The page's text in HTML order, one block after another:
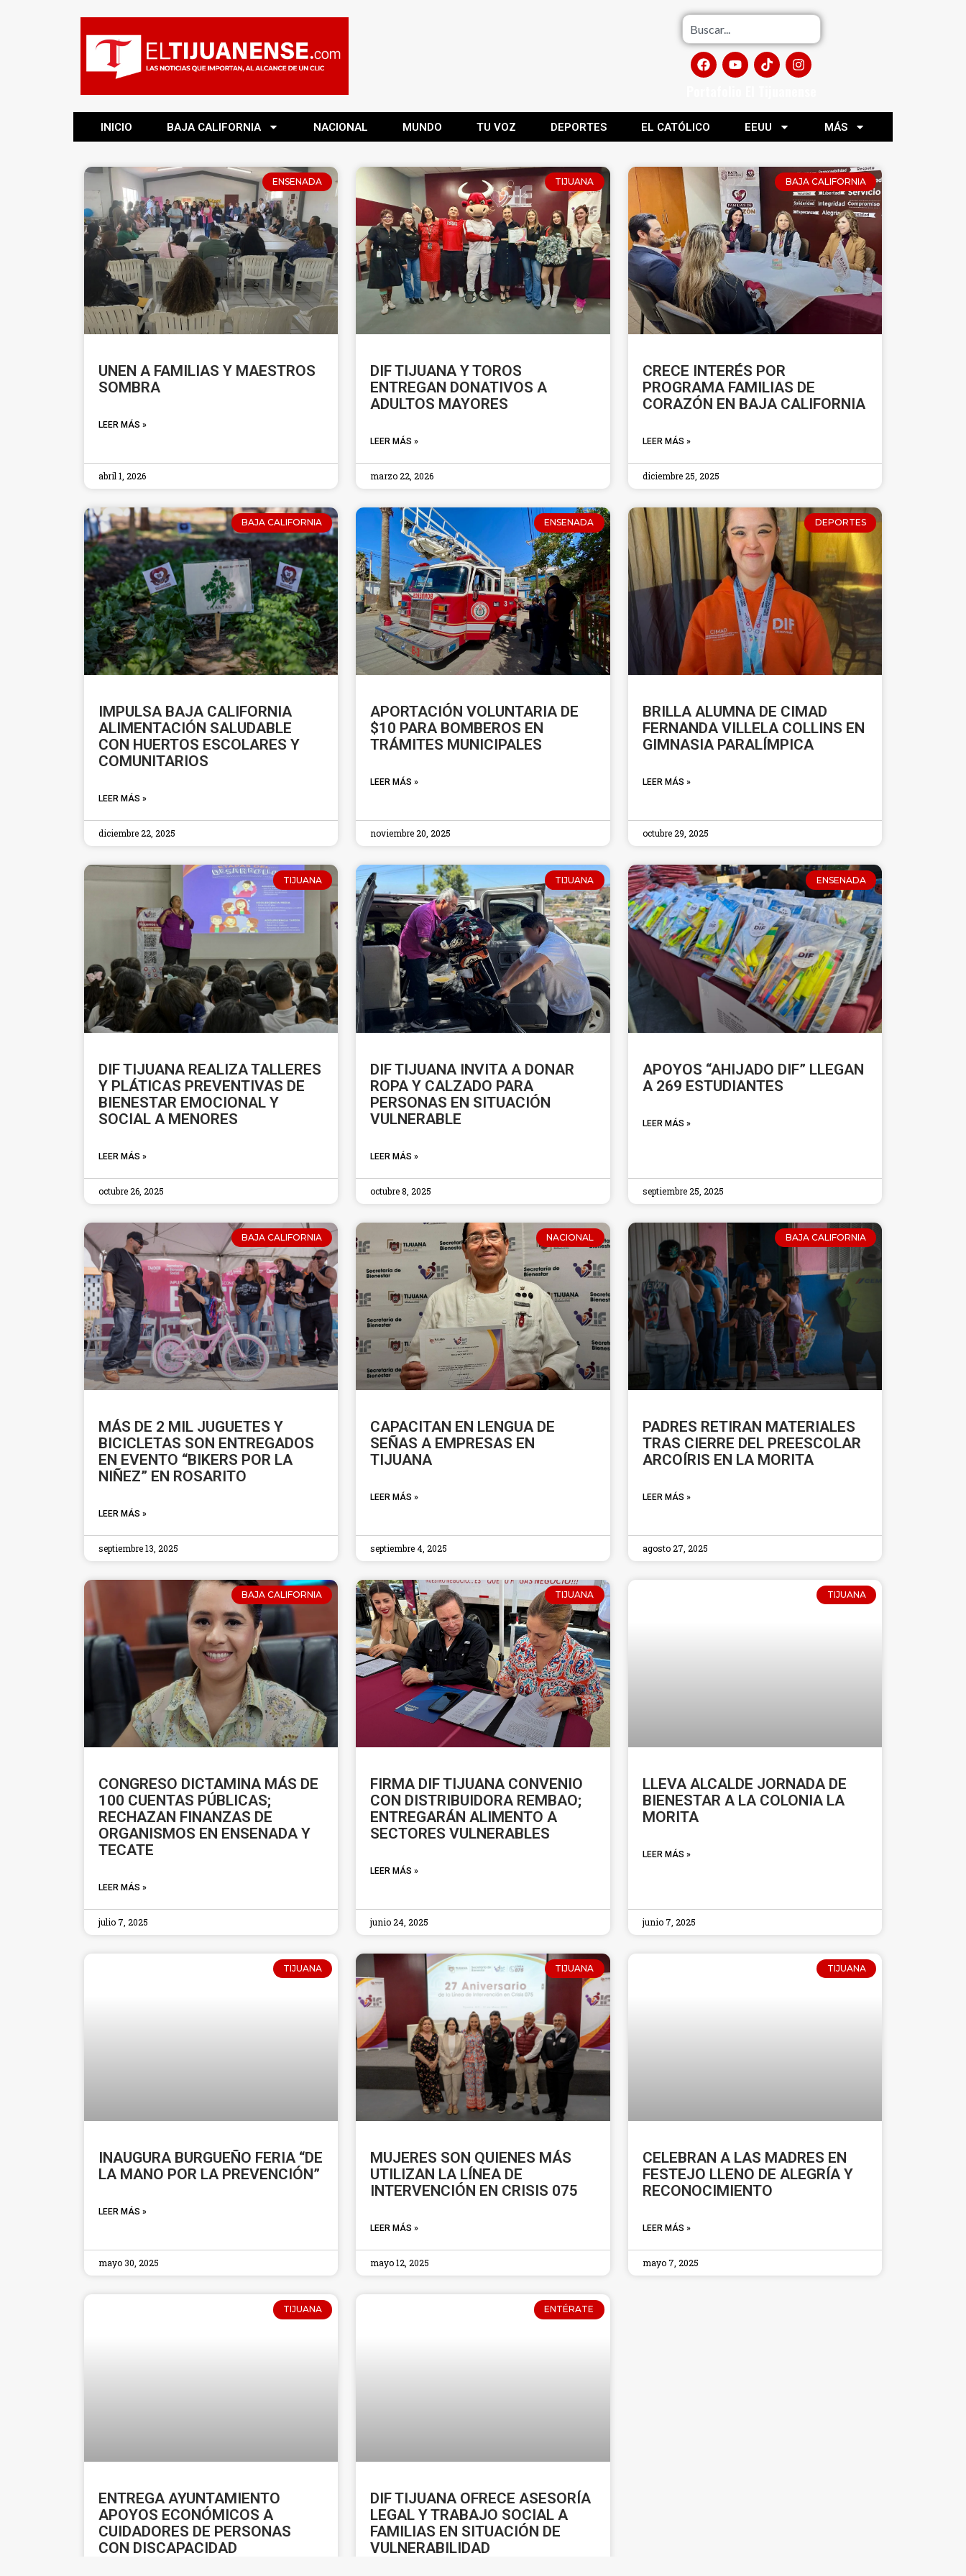
INICIO BAJA CALIFORNIA NACIONAL MUNDO TU VOZ DEPORTES EL CATÓLICO EEUU MÁS
ENSENADA
UNEN A FAMILIAS Y MAESTROS
SOMBRA
LEER MÁS »
abril 1, 2026
TIJUANA
DIF TIJUANA Y TOROS
ENTREGAN DONATIVOS A
ADULTOS MAYORES
LEER MÁS »
marzo 22, 2026
BAJA CALIFORNIA
CRECE INTERÉS POR
PROGRAMA FAMILIAS DE
CORAZÓN EN BAJA CALIFORNIA
LEER MÁS »
diciembre 25, 2025
BAJA CALIFORNIA
IMPULSA BAJA CALIFORNIA
ALIMENTACIÓN SALUDABLE
CON HUERTOS ESCOLARES Y
COMUNITARIOS
LEER MÁS »
diciembre 22, 2025
ENSENADA
APORTACIÓN VOLUNTARIA DE
$10 PARA BOMBEROS EN
TRÁMITES MUNICIPALES
LEER MÁS »
noviembre 20, 2025
DEPORTES
BRILLA ALUMNA DE CIMAD
FERNANDA VILLELA COLLINS EN
GIMNASIA PARALÍMPICA
LEER MÁS »
octubre 29, 2025
TIJUANA
DIF TIJUANA REALIZA TALLERES
Y PLÁTICAS PREVENTIVAS DE
BIENESTAR EMOCIONAL Y
SOCIAL A MENORES
LEER MÁS »
octubre 26, 2025
TIJUANA
DIF TIJUANA INVITA A DONAR
ROPA Y CALZADO PARA
PERSONAS EN SITUACIÓN
VULNERABLE
LEER MÁS »
octubre 8, 2025
ENSENADA
APOYOS “AHIJADO DIF” LLEGAN
A 269 ESTUDIANTES
LEER MÁS »
septiembre 25, 2025
BAJA CALIFORNIA
MÁS DE 2 MIL JUGUETES Y
BICICLETAS SON ENTREGADOS
EN EVENTO “BIKERS POR LA
NIÑEZ” EN ROSARITO
LEER MÁS »
septiembre 13, 2025
NACIONAL
CAPACITAN EN LENGUA DE
SEÑAS A EMPRESAS EN
TIJUANA
LEER MÁS »
septiembre 4, 2025
BAJA CALIFORNIA
PADRES RETIRAN MATERIALES
TRAS CIERRE DEL PREESCOLAR
ARCOÍRIS EN LA MORITA
LEER MÁS »
agosto 27, 2025
BAJA CALIFORNIA
CONGRESO DICTAMINA MÁS DE
100 CUENTAS PÚBLICAS;
RECHAZAN FINANZAS DE
ORGANISMOS EN ENSENADA Y
TECATE
LEER MÁS »
julio 7, 2025
TIJUANA
FIRMA DIF TIJUANA CONVENIO
CON DISTRIBUIDORA REMBAO;
ENTREGARÁN ALIMENTO A
SECTORES VULNERABLES
LEER MÁS »
junio 24, 2025
TIJUANA
LLEVA ALCALDE JORNADA DE
BIENESTAR A LA COLONIA LA
MORITA
LEER MÁS »
junio 7, 2025
TIJUANA
INAUGURA BURGUEÑO FERIA “DE
LA MANO POR LA PREVENCIÓN”
LEER MÁS »
mayo 30, 2025
TIJUANA
MUJERES SON QUIENES MÁS
UTILIZAN LA LÍNEA DE
INTERVENCIÓN EN CRISIS 075
LEER MÁS »
mayo 12, 2025
TIJUANA
CELEBRAN A LAS MADRES EN
FESTEJO LLENO DE ALEGRÍA Y
RECONOCIMIENTO
LEER MÁS »
mayo 7, 2025
TIJUANA
ENTREGA AYUNTAMIENTO
APOYOS ECONÓMICOS A
CUIDADORES DE PERSONAS
CON DISCAPACIDAD
ENTÉRATE
DIF TIJUANA OFRECE ASESORÍA
LEGAL Y TRABAJO SOCIAL A
FAMILIAS EN SITUACIÓN DE
VULNERABILIDAD